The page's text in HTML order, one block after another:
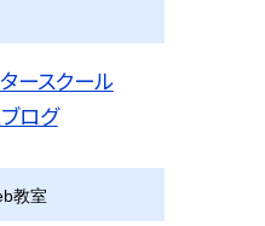
ースクール
ログ
教室